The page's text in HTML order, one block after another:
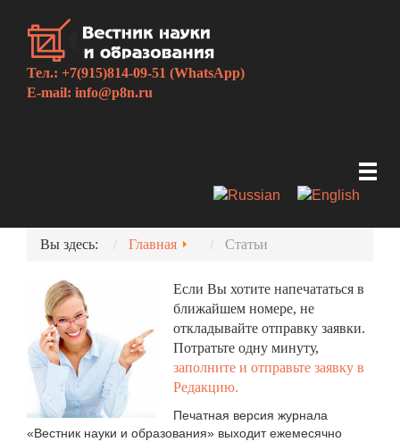
Тел.: +7(915)814-09-51 (WhatsApp)
E-mail: info@p8n.ru
Вы здесь: Главная Статьи
Если Вы хотите напечататься в
ближайшем номере, не
откладывайте отправку заявки.
Потратьте одну минуту,
заполните и отправьте заявку в
Редакцию.
Печатная версия журнала
«Вестник науки и образования» выходит ежемесячно